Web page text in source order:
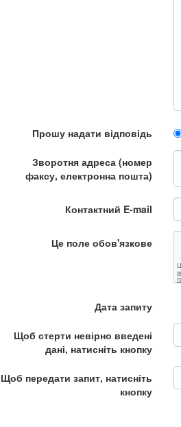
Прошу надати відповідь
Зворотня адреса (номер
факсу, електронна пошта)
Контактний E-mail
Це поле обов'язкове
Дата запиту
Щоб стерти невірно введені
дані, натисніть кнопку
Щоб передати запит, натисніть
кнопку